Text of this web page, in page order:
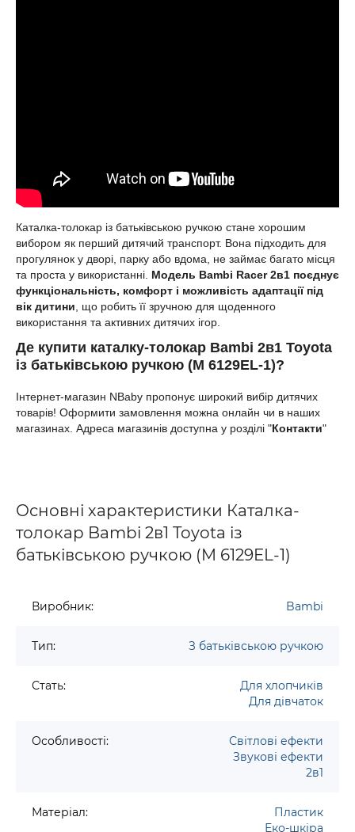
Каталка-толокар із батьківською ручкою стане хорошим
вибором як перший дитячий транспорт. Вона підходить для
прогулянок у дворі, парку або вдома, не займає багато місця
та проста у використанні. Модель Bambi Racer 2в1 поєднує
функціональність, комфорт і можливість адаптації під
вік дитини , що робить її зручною для щоденного
використання та активних дитячих ігор.
Де купити каталку-толокар Bambi 2в1 Toyota
із батьківською ручкою (M 6129EL-1)?
Інтернет-магазин NBaby пропонує широкий вибір дитячих
товарів! Оформити замовлення можна онлайн чи в наших
магазинах. Адреса магазинів доступна у розділі "Контакти"
Основні характеристики Каталка-
толокар Bambi 2в1 Toyota із
батьківською ручкою (M 6129EL-1)
Виробник: Bambi
Тип: З батьківською ручкою
Стать:
Для хлопчиків
Для дівчаток
Особливості:
Світлові ефекти
Звукові ефекти
2в1
Матеріал:
Пластик
Еко-шкіра